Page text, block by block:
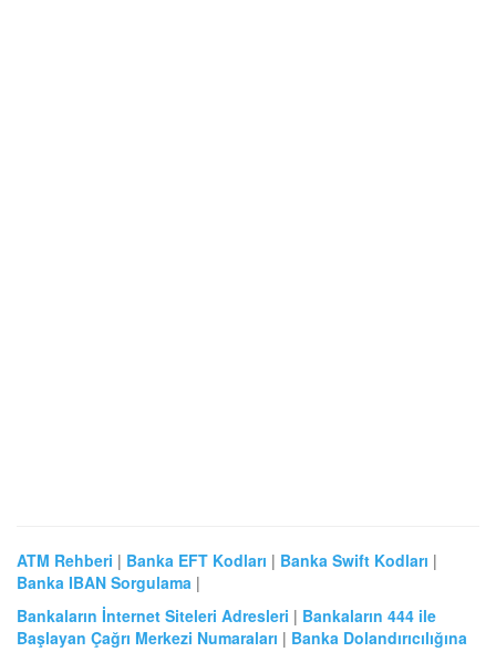
ATM Rehberi | Banka EFT Kodları | Banka Swift Kodları |
Banka IBAN Sorgulama |
Bankaların İnternet Siteleri Adresleri | Bankaların 444 ile
Başlayan Çağrı Merkezi Numaraları | Banka Dolandırıcılığına